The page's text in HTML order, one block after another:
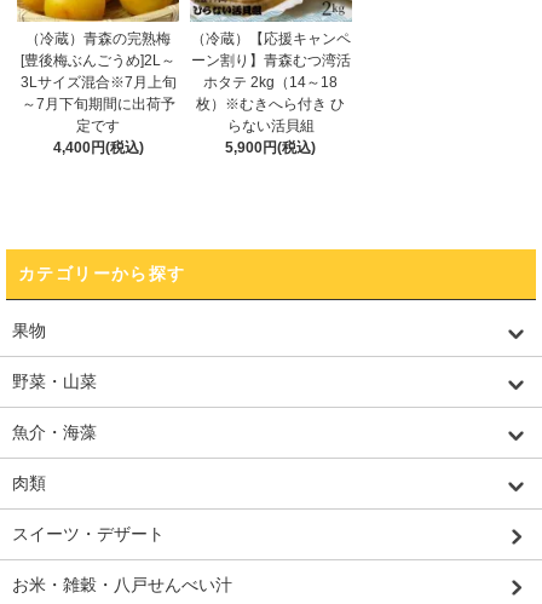
（冷蔵）青森の完熟梅
[豊後梅ぶんごうめ]2L～
3Lサイズ混合※7月上旬
～7月下旬期間に出荷予
定です
4,400円(税込)
（冷蔵）【応援キャンペ
ーン割り】青森むつ湾活
ホタテ 2kg（14～18
枚）※むきへら付き ひ
らない活貝組
5,900円(税込)
カテゴリーから探す
果物
野菜・山菜
魚介・海藻
肉類
スイーツ・デザート
お米・雑穀・八戸せんべい汁